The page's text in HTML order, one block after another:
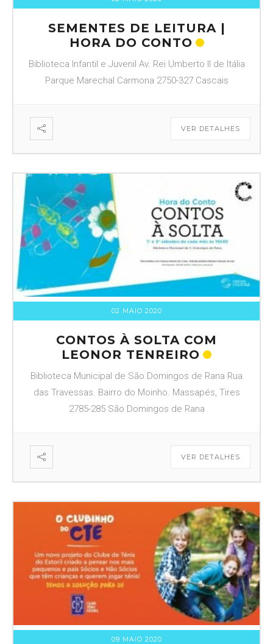
SEMENTES DE LEITURA |
HORA DO CONTO
Biblioteca Infantil e Juvenil Av. Rei Umberto II de Itália
Parque Marechal Carmona 2750-327 Cascais
VER DETALHES
02 MAIO 2020
CONTOS À SOLTA COM
LEONOR TENREIRO
Biblioteca Municipal de São Domingos de Rana Rua
das Travessas. Bairro do Moinho. Massapés, Tires
2785-285 São Domingos de Rana
VER DETALHES
09 MAIO 2020